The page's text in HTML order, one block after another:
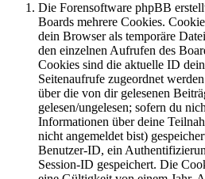
Die Forensoftware phpBB
Boards mehrere Cookies.
dein Browser als temporäre
den einzelnen Aufrufen des
Cookies sind die aktuelle ID
Seitenaufrufe zugeordnet
über die von dir gelesenen
gelesen/ungelesen; sofern du
Informationen über deine
nicht angemeldet bist)
Benutzer-ID, ein
Session-ID gespeichert. Die